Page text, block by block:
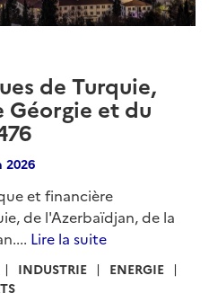
de Turquie,
Géorgie et du
2026
et financière
de l'Azerbaïdjan, de la
Lire la suite
INDUSTRIE
ENERGIE